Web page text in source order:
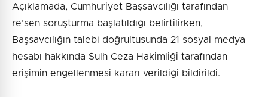
Açıklamada, Cumhuriyet Başsavcılığı tarafından
re’sen soruşturma başlatıldığı belirtilirken,
Başsavcılığın talebi doğrultusunda 21 sosyal medya
hesabı hakkında Sulh Ceza Hakimliği tarafından
erişimin engellenmesi kararı verildiği bildirildi.